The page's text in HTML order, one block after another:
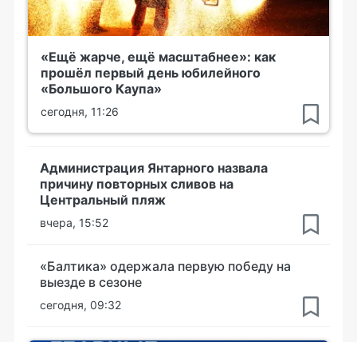
«Ещё жарче, ещё масштабнее»: как
прошёл первый день юбилейного
«Большого Каупа»
сегодня, 11:26
Администрация Янтарного назвала
причину повторных сливов на
Центральный пляж
вчера, 15:52
«Балтика» одержала первую победу на
выезде в сезоне
сегодня, 09:32